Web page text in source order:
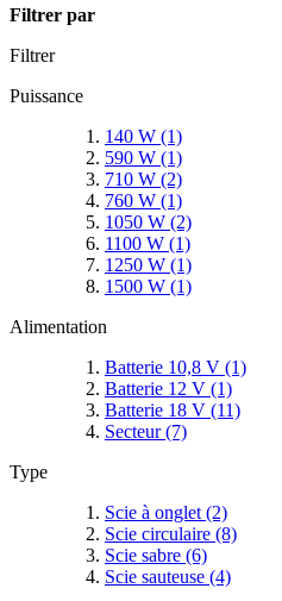
Filtrer par
Filtrer
Puissance
140 W (1)
590 W (1)
710 W (2)
760 W (1)
1050 W (2)
1100 W (1)
1250 W (1)
1500 W (1)
Alimentation
Batterie 10,8 V (1)
Batterie 12 V (1)
Batterie 18 V (11)
Secteur(7)
Type
Scie à onglet (2)
Scie circulaire (8)
Scie sabre (6)
Scie sauteuse (4)